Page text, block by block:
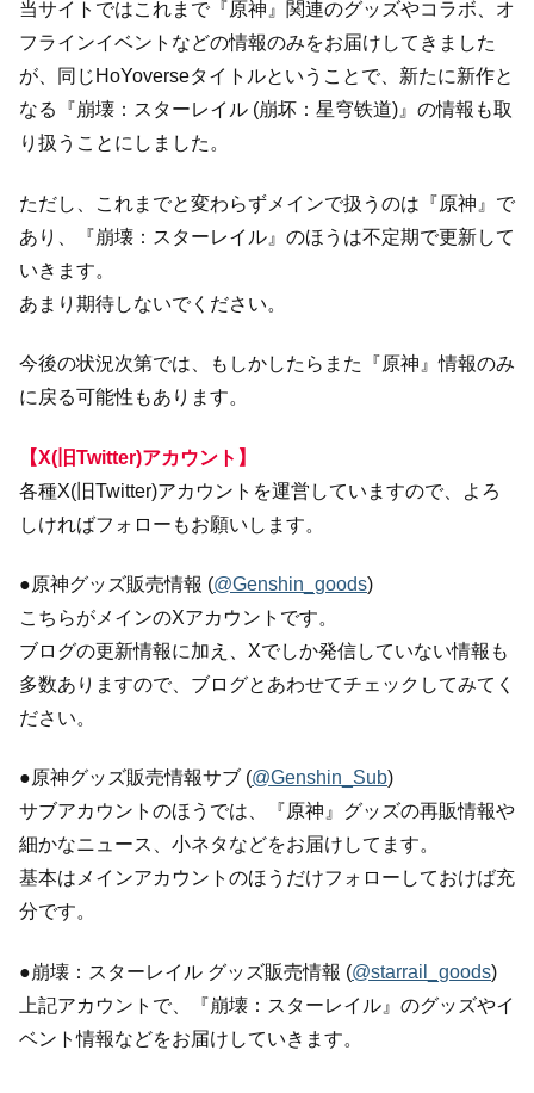
当サイトではこれまで『原神』関連のグッズやコラボ、オ
フラインイベントなどの情報のみをお届けしてきました
が、同じHoYoverseタイトルということで、新たに新作と
なる『崩壊：スターレイル (崩坏：星穹铁道)』の情報も取
り扱うことにしました。
ただし、これまでと変わらずメインで扱うのは『原神』で
あり、『崩壊：スターレイル』のほうは不定期で更新して
いきます。
あまり期待しないでください。
今後の状況次第では、もしかしたらまた『原神』情報のみ
に戻る可能性もあります。
【X(旧Twitter)アカウント】
各種X(旧Twitter)アカウントを運営していますので、よろ
しければフォローもお願いします。
●原神グッズ販売情報 (@Genshin_goods)
こちらがメインのXアカウントです。
ブログの更新情報に加え、Xでしか発信していない情報も
多数ありますので、ブログとあわせてチェックしてみてく
ださい。
●原神グッズ販売情報サブ (@Genshin_Sub)
サブアカウントのほうでは、『原神』グッズの再販情報や
細かなニュース、小ネタなどをお届けしてます。
基本はメインアカウントのほうだけフォローしておけば充
分です。
●崩壊：スターレイル グッズ販売情報 (@starrail_goods)
上記アカウントで、『崩壊：スターレイル』のグッズやイ
ベント情報などをお届けしていきます。